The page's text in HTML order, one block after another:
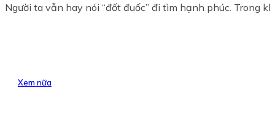
Người ta vẫn hay nói “đốt đuốc” đi tìm hạnh phúc. Trong
Xem nữa